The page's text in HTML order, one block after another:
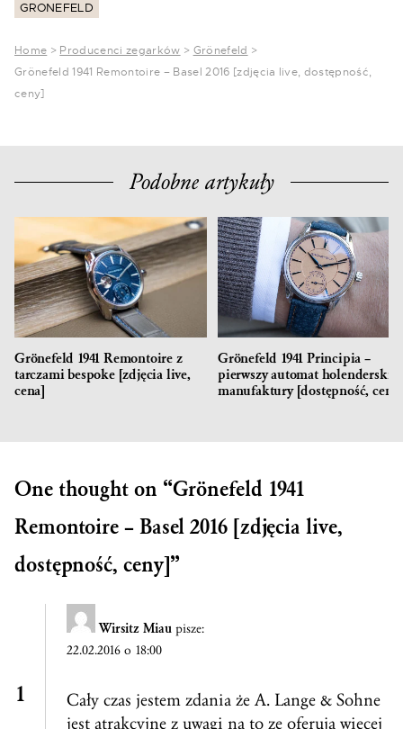
GRONEFELD
Home > Producenci zegarków > Grönefeld >
Grönefeld 1941 Remontoire – Basel 2016 [zdjęcia live, dostępność,
ceny]
Podobne artykuły
Grönefeld 1941 Remontoire z
tarczami bespoke [zdjęcia live,
cena]
Grönefeld 1941 Principia –
pierwszy automat holenderskiej
manufaktury [dostępność, cena]
One thought on “Grönefeld 1941
Remontoire – Basel 2016 [zdjęcia live,
dostępność, ceny]”
Wirsitz Miau pisze:
22.02.2016 o 18:00
Cały czas jestem zdania że A. Lange & Sohne
jest atrakcyjne z uwagi na to ze oferują więcej